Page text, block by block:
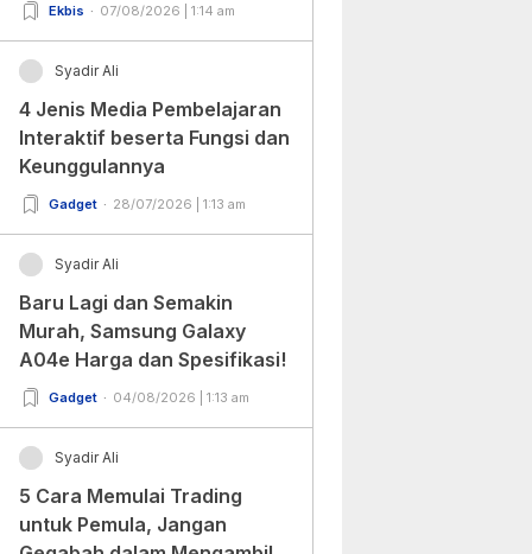
Ekbis 07/08/2026 | 1:14 am
Syadir Ali
4 Jenis Media Pembelajaran
Interaktif beserta Fungsi dan
Keunggulannya
Gadget 28/07/2026 | 1:13 am
Syadir Ali
Baru Lagi dan Semakin
Murah, Samsung Galaxy
A04e Harga dan Spesifikasi!
Gadget 04/08/2026 | 1:13 am
Syadir Ali
5 Cara Memulai Trading
untuk Pemula, Jangan